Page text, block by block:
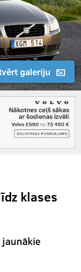
galeriju
klases